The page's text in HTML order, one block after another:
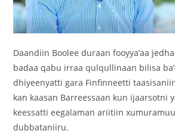
‎Daandiin Boolee duraan fooyya’aa
badaa qabu irraa qulqullinaan bilisa
dhiyeenyatti gara Finfinneetti
kan kaasan Barreessaan kun ijaarsotni
keessatti eegalaman ariitiin
dubbataniiru.